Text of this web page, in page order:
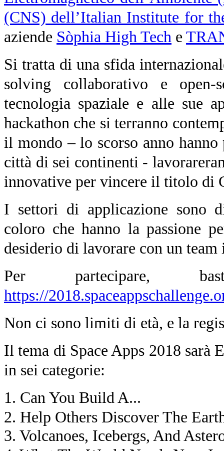
(CNS) dell’Italian Institute for
aziende Sòphia High Tech e
Si tratta di una sfida
solving collaborativo e
tecnologia spaziale e alle sue
hackathon che si terranno
il mondo – lo scorso anno
città di sei continenti -
innovative per vincere il titolo di
I settori di applicazione sono
coloro che hanno la passione
desiderio di lavorare con un
Per partecipare,
https://
Non ci sono limiti di età, e la
Il tema di Space Apps 2018 sarà
in sei categorie:
1. Can You Build A...
2. Help Others Discover The
3. Volcanoes, Icebergs, And